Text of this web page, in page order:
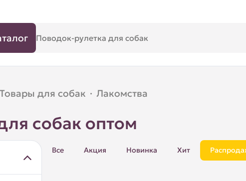
Товары для собак · Лакомства
собак оптом
Все Акция Новинка Хит